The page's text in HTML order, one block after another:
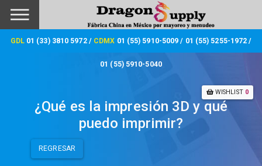
GDL01 (33) 3810 5972 / CDMX 01 (55) 5910-5009 / 01 (55) 5255-1972 /
01 (55) 5910-5040
WISHLIST 0
¿Qué es la impresión 3D y qué
puedo imprimir?
REGRESAR